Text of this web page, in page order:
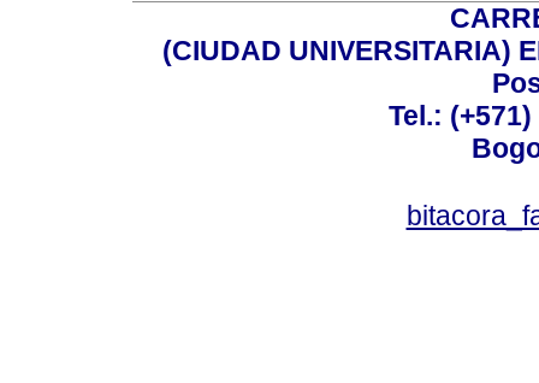
(CIUDAD UNIVERSITARIA)
Tel.: